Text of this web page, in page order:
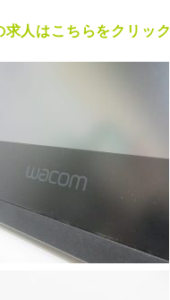
求人はこちらをクリック